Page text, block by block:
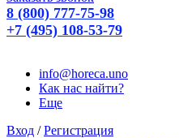
8 (800) 777-75-98
+7 (495) 108-53-79
info@horeca.uno
Как нас найти?
Еще
Вход / Регистрация